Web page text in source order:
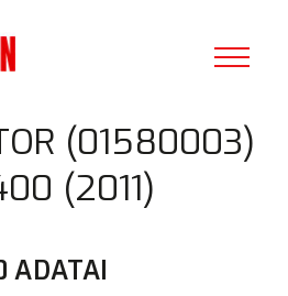
(01580003)
(2011)
ADATAI